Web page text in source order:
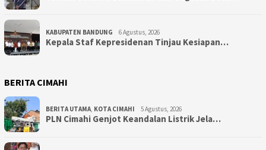
KABUPATEN BANDUNG 6 Agustus, 2026
Kepala Staf Kepresidenan Tinjau Kesiapan…
BERITA CIMAHI
BERITA UTAMA, KOTA CIMAHI 5 Agustus, 2026
PLN Cimahi Genjot Keandalan Listrik Jela…